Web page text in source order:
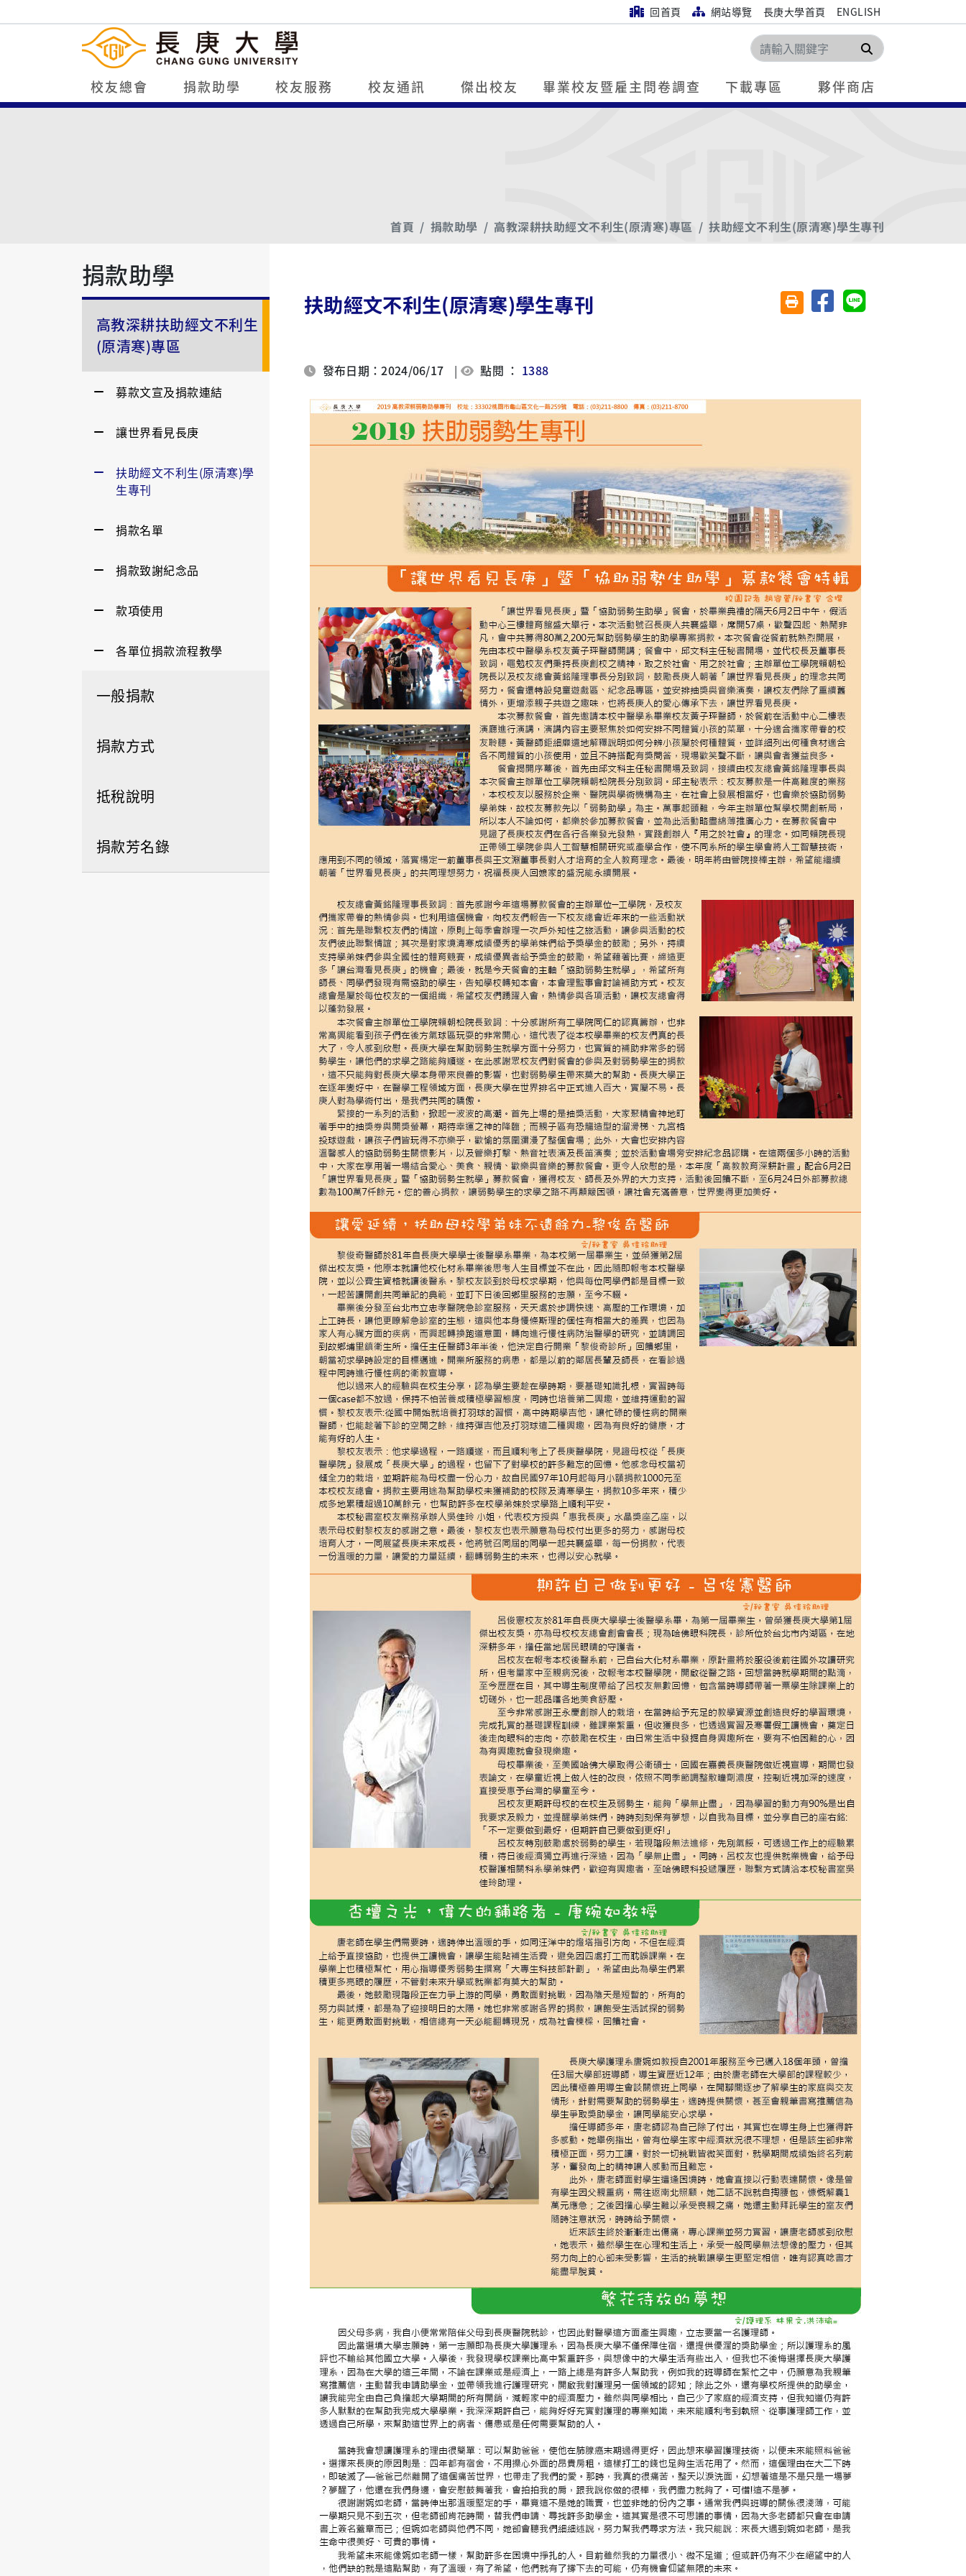
回首頁 網站導覽 長庚大學首頁 ENGLISH
搜尋
校友總會 捐款助學 校友服務 校友通訊 傑出校友 畢業校友暨雇主問卷調查 下載專區 夥伴商店
首頁 捐款助學 高教深耕扶助經文不利生(原清寒)專區 扶助經文不利生(原清寒)學生專刊
捐款助學
高教深耕扶助經文不利生
(原清寒)專區
募款文宣及捐款連結
讓世界看見長庚
扶助經文不利生(原清寒)學
生專刊
捐款名單
捐款致謝紀念品
款項使用
各單位捐款流程教學
一般捐款
捐款方式
抵稅說明
捐款芳名錄
扶助經文不利生(原清寒)學生專刊 友善列印(另開視窗)
分享至臉書分享至 Line
發布日期：2024/06/17 | 點閱 ： 1388